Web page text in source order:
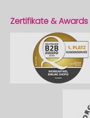
Zertifikate & Awards